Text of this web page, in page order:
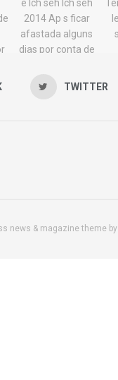
TWITTER
news & magazine theme by